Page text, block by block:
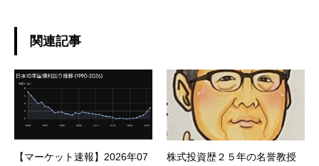
関連記事
【マーケット速報】2026年07
株式投資歴２５年の名誉教授